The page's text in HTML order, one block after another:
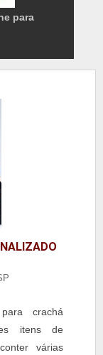
para
crachá
itens de
várias